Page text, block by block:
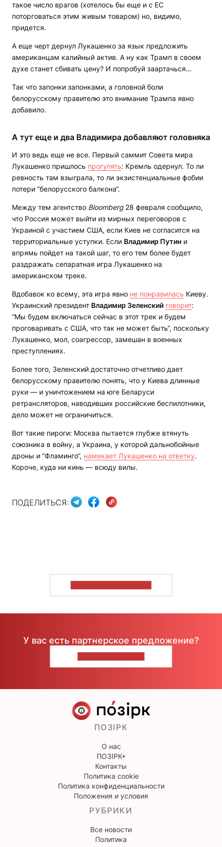
такое число врагов (хотелось бы еще и с ЕС
поторговаться этим живым товаром) но, видимо,
придется.
А еще черт дернул Лукашенко за язык предложить
американцам калийный актив. А ну как Трамп в своем
духе станет сбивать цену? И попробуй заартачься…
Так что запонки запонками, а головной боли
белорусскому правителю это внимание Трампа явно
добавило.
А тут еще и два Владимира добавляют головняка
И это ведь еще не все. Первый саммит Совета мира
Лукашенко пришлось прогулять: Кремль одернул. То ли
ревность там взыграла, то ли экзистенциальные фобии
потери “белорусского балкона“.
Между тем агентство Bloomberg28 февраля сообщило,
что Россия может выйти из мирных переговоров с
Украиной с участием США, если Киев не согласится на
территориальные уступки. Если Владимир Путин и
впрямь пойдет на такой шаг, то его тем более будет
раздражать сепаратная игра Лукашенко на
американском треке.
Вдобавок ко всему, эта игра явно не понравилась Киеву.
Украинский президент Владимир Зеленский говорит:
“Мы будем включаться сейчас в этот трек и будем
проговаривать с США, что так не может быть“, поскольку
Лукашенко, мол, соагрессор, замешан в военных
преступлениях.
Более того, Зеленский достаточно отчетливо дает
белорусскому правителю понять, что у Киева длинные
руки — и уничтожением на юге Беларуси
ретрансляторов, наводивших российские беспилотники,
дело может не ограничиться.
Вот такие пироги: Москва пытается глубже втянуть
союзника в войну, а Украина, у которой дальнобойные
дроны и “Фламинго“, намекает Лукашенко на ответку.
Короче, куда ни кинь — всюду вилы.
ПОДЕЛИТЬСЯ:
У вас есть партнерское предложение?
ПОЗІРК
О нас
ПОЗІРК+
Контакты
Политика cookie
Политика конфиденциальности
Положения и условия
РУБРИКИ
Все новости
Политика